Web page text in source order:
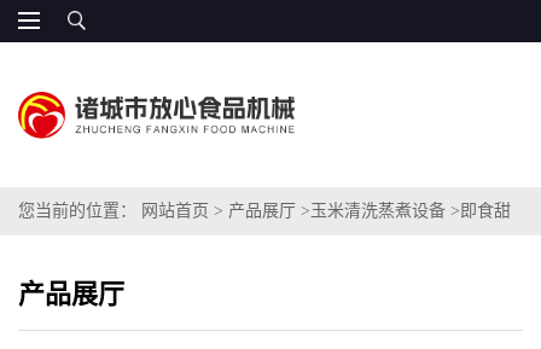
您当前的位置： 网站首页 > 产品展厅 > 玉米清洗蒸煮设备 > 即食甜
产品展厅